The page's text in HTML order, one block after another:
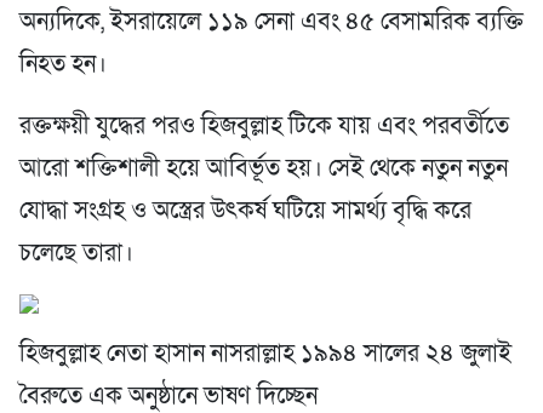
অন্যদিকে, ইসরায়েলে ১১৯ সেনা এবং ৪৫ বেসামরিক ব্যক্তি
নিহত হন।
রক্তক্ষয়ী যুদ্ধের পরও হিজবুল্লাহ টিকে যায় এবং পরবর্তীতে
আরো শক্তিশালী হয়ে আবির্ভূত হয়। সেই থেকে নতুন নতুন
যোদ্ধা সংগ্রহ ও অস্ত্রের উৎকর্ষ ঘটিয়ে সামর্থ্য বৃদ্ধি করে
চলেছে তারা।
হিজবুল্লাহ নেতা হাসান নাসরাল্লাহ ১৯৯৪ সালের ২৪ জুলাই
বৈরুতে এক অনুষ্ঠানে ভাষণ দিচ্ছেন